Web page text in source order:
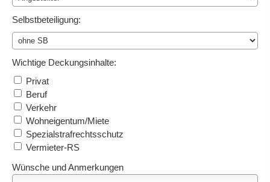
Selbstbeteiligung:
Wichtige Deckungsinhalte:
Privat
Beruf
Verkehr
Wohneigentum/Miete
Spezialstrafrechtsschutz
Vermieter-RS
Wünsche und Anmerkungen